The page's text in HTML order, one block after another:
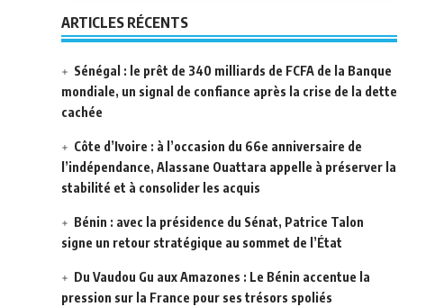
ARTICLES RÉCENTS
Sénégal : le prêt de 340 milliards de FCFA de la Banque
mondiale, un signal de confiance après la crise de la dette
cachée
Côte d’Ivoire : à l’occasion du 66e anniversaire de
l’indépendance, Alassane Ouattara appelle à préserver la
stabilité et à consolider les acquis
Bénin : avec la présidence du Sénat, Patrice Talon
signe un retour stratégique au sommet de l’État
Du Vaudou Gu aux Amazones : Le Bénin accentue la
pression sur la France pour ses trésors spoliés